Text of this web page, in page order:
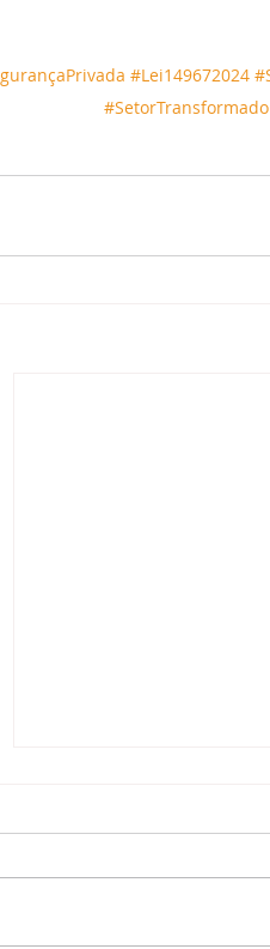
#Lei149672024
#SetorTransformado